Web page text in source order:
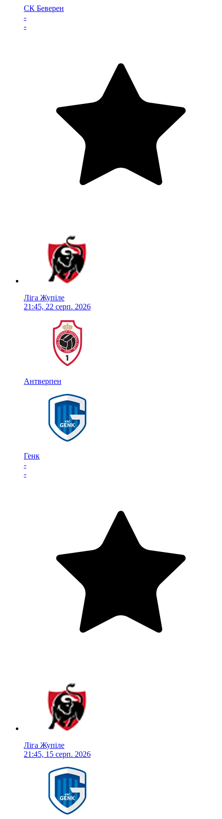
СК Беверен
-
-
Ліга Жупіле
21:45, 22 серп. 2026
Антверпен
Генк
-
-
Ліга Жупіле
21:45, 15 серп. 2026